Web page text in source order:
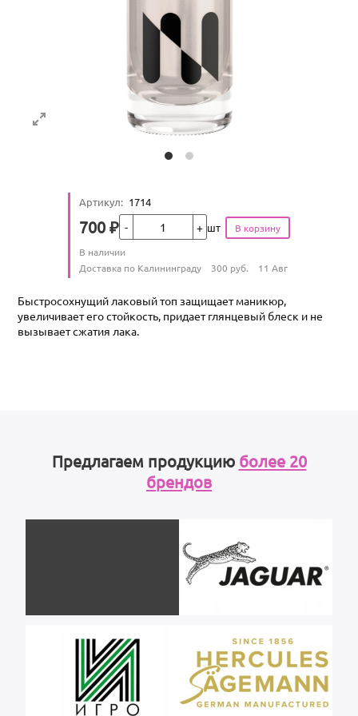
Артикул: 1714
Цена
700 ₽ шт
Количество
В наличии
Условия доставки
Доставка по Калининграду 300 руб. 11 Авг
Быстросохнущий лаковый топ защищает маникюр,
увеличивает его стойкость, придает глянцевый блеск и не
вызывает сжатия лака.
Предлагаем продукцию более 20
брендов